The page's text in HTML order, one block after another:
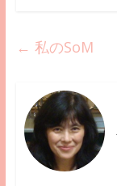
← 私のSoM